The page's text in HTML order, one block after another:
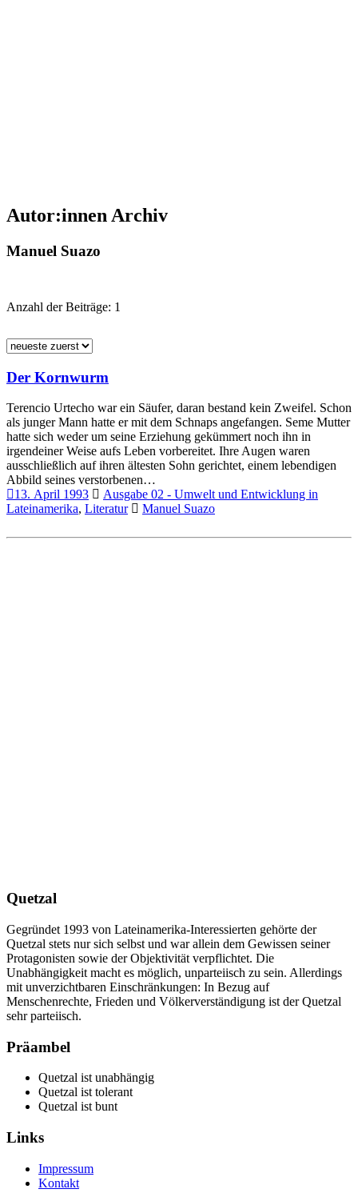
Autor:innen Archiv
Manuel Suazo
Anzahl der Beiträge: 1
Der Kornwurm
Terencio Urtecho war ein Säufer, daran bestand kein Zweifel. Schon
als junger Mann hatte er mit dem Schnaps angefangen. Seme Mutter
hatte sich weder um seine Erziehung gekümmert noch ihn in
irgendeiner Weise aufs Leben vorbereitet. Ihre Augen waren
ausschließlich auf ihren ältesten Sohn gerichtet, einem lebendigen
Abbild seines verstorbenen…
13. April 1993
Ausgabe 02 - Umwelt und Entwicklung in
Lateinamerika, Literatur Manuel Suazo
Quetzal
Gegründet 1993 von Lateinamerika-Interessierten gehörte der
Quetzal stets nur sich selbst und war allein dem Gewissen seiner
Protagonisten sowie der Objektivität verpflichtet. Die
Unabhängigkeit macht es möglich, unparteiisch zu sein. Allerdings
mit unverzichtbaren Einschränkungen: In Bezug auf
Menschenrechte, Frieden und Völkerverständigung ist der Quetzal
sehr parteiisch.
Präambel
Quetzal ist unabhängig
Quetzal ist tolerant
Quetzal ist bunt
Links
Impressum
Kontakt